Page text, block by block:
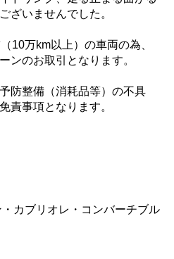
ざいませんでした。
10万km以上）の車両の為、
ンのお取引となります。
防整備（消耗品等）の不具
責事項となります。
カブリオレ・コンバーチブル